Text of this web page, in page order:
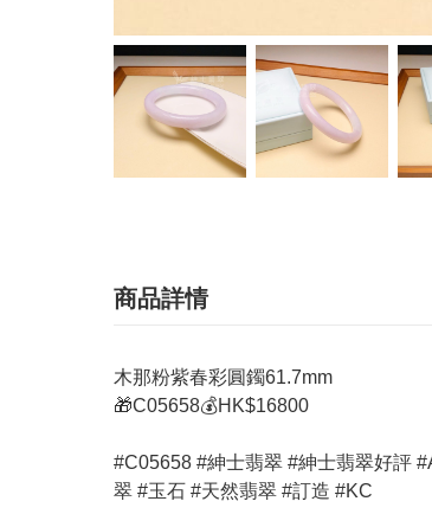
商品詳情
木那粉紫春彩圓鐲61.7mm
🎁C05658💰HK$16800
#C05658 #紳士翡翠 #紳士翡翠好評
翠 #玉石 #天然翡翠 #訂造 #KC